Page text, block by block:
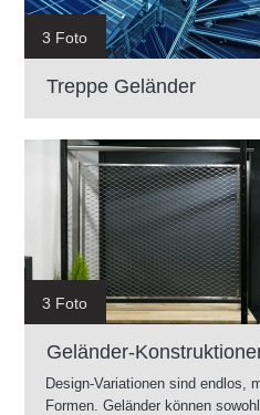
3 Foto
Treppe Geländer
3 Foto
Geländer-
Design-Variationen sind endlos,
Formen. Geländer können